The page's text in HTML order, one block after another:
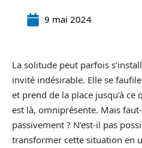
9 mai 2024
La solitude peut parfois
invité indésirable. Elle se
et prend de la place jusqu’à ce
est là, omniprésente. Mais
passivement ? N’est-il pas
transformer cette situation en